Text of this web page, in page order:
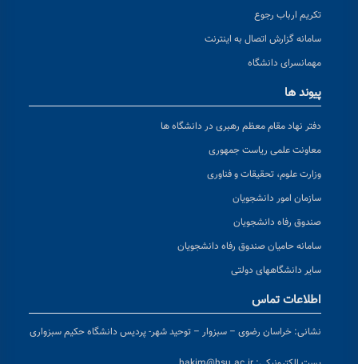
تکریم ارباب رجوع
سامانه گزارش اتصال به اینترنت
مهمانسرای دانشگاه
پیوند ها
دفتر نهاد مقام معظم رهبری در دانشگاه ها
معاونت علمی ریاست جمهوری
وزارت علوم، تحقیقات و فناوری
سازمان امور دانشجویان
صندوق رفاه دانشجویان
سامانه حامیان صندوق رفاه دانشجویان
سایر دانشگاههای دولتی
اطلاعات تماس
نشانی: خراسان رضوی – سبزوار – توحید شهر- پردیس دانشگاه حکیم سبزواری